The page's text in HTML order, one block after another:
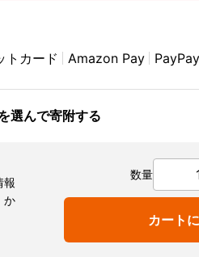
トカード Amazon Pay PayPay
選んで寄附する
報
か
数量
カート